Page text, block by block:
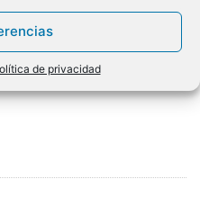
de privacidad
unidades